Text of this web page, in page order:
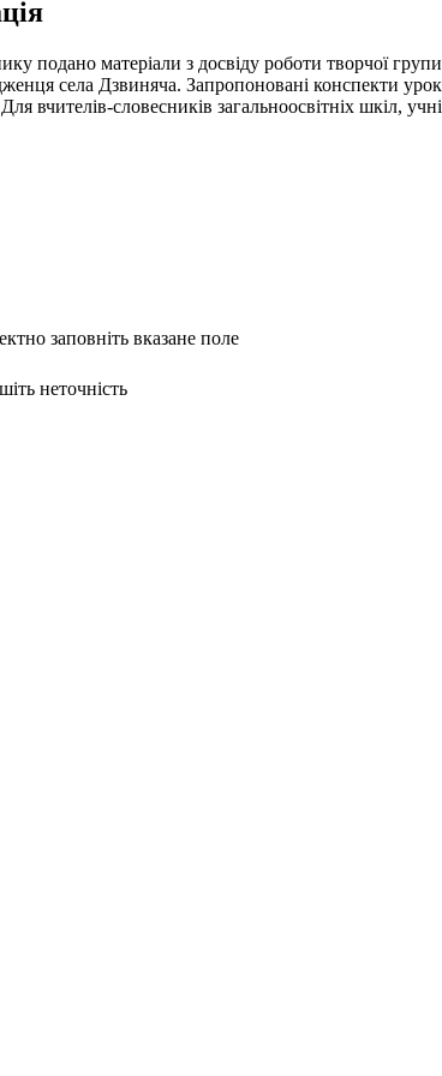
подано матеріали з досвіду роботи творчої
села Дзвиняча. Запропоновані конспекти
вчителів-словесників загальноосвітніх шкіл,
заповніть вказане поле
неточність